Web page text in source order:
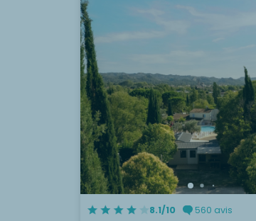
8.1/10 560 avis